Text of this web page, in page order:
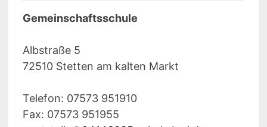
Gemeinschaftsschule
Albstraße 5
72510 Stetten am kalten Markt
Telefon: 07573 951910
Fax: 07573 951955